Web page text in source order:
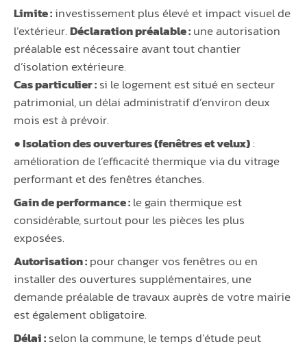
Limite :investissement plus élevé et impact visuel de
l’extérieur.Déclaration préalable :une autorisation
préalable est nécessaire avant tout chantier
d’isolation extérieure.
Cas particulier :si le logement est situé en secteur
patrimonial, un délai administratif d’environ deux
mois est à prévoir.
● Isolation des ouvertures (fenêtres et velux):
amélioration de l’efficacité thermique via du vitrage
performant et des fenêtres étanches.
Gain de performance :le gain thermique est
considérable, surtout pour les pièces les plus
exposées.
Autorisation :pour changer vos fenêtres ou en
installer des ouvertures supplémentaires, une
demande préalable de travaux auprès de votre mairie
est également obligatoire.
Délai :selon la commune, le temps d’étude peut